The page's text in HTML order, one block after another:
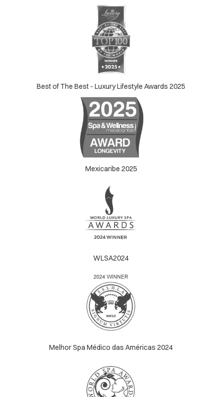
Best of The Best - Luxury Lifestyle Awards 2025
Mexicaribe 2025
WLSA2024
Melhor Spa Médico das Américas 2024